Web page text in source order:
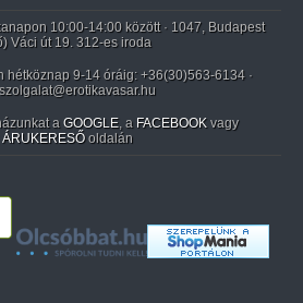
10:00-14:00 között · 1047, Budapest
Váci út 19. 312-es iroda
hétköznap 9-14 óráig: +36(30)563-6134 ·
a GOOGLE, a FACEBOOK vagy
ÁRUKERESŐ oldalán